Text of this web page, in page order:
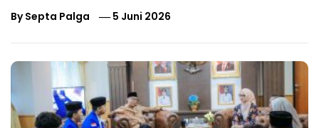
BySepta Palga 5 Juni 2026